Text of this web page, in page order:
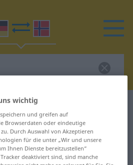
Wörterbuch
Übersetzung
wichtig
und greifen auf
Browserdaten oder eindeutige
Durch Auswahl von Akzeptieren
für die unter „Wir und unsere
Ihnen Dienste bereitzustellen“
deaktiviert sind, sind manche